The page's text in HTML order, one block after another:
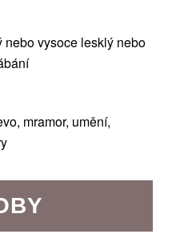
nebo vysoce lesklý nebo
mramor, umění,